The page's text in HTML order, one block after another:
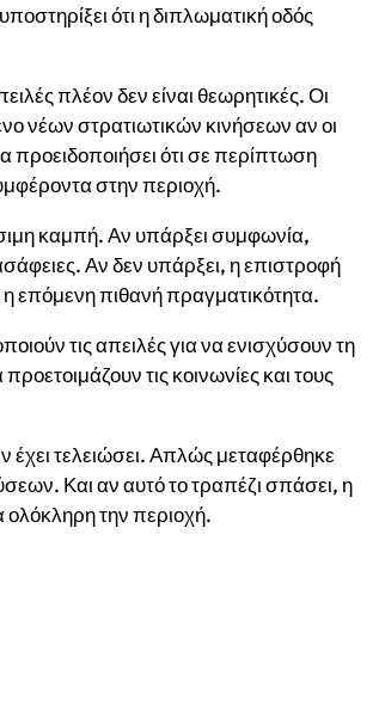
ότι η διπλωματική οδός
πλέον δεν είναι θεωρητικές. Οι
νέων στρατιωτικών κινήσεων αν οι
προειδοποιήσει ότι σε περίπτωση
στην περιοχή.
καμπή. Αν υπάρξει συμφωνία,
Αν δεν υπάρξει, η επιστροφή
η επόμενη πιθανή πραγματικότητα.
τις απειλές για να ενισχύσουν τη
τις κοινωνίες και τους
έχει τελειώσει. Απλώς μεταφέρθηκε
Και αν αυτό το τραπέζι σπάσει, η
ολόκληρη την περιοχή.